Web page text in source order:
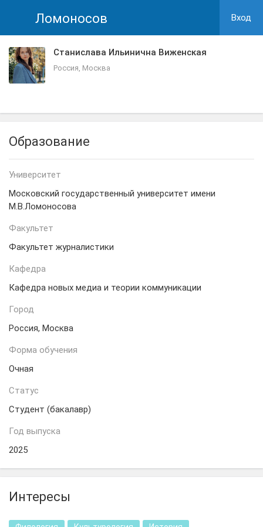
Ломоносов Вход
Станислава Ильинична Виженская
Россия, Москва
Образование
Университет
Московский государственный университет имени
М.В.Ломоносова
Факультет
Факультет журналистики
Кафедра
Кафедра новых медиа и теории коммуникации
Город
Россия, Москва
Форма обучения
Очная
Статус
Студент (бакалавр)
Год выпуска
2025
Интересы